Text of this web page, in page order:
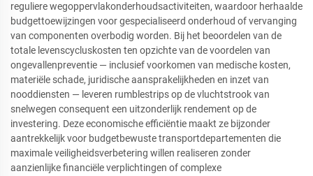
reguliere wegoppervlakonderhoudsactiviteiten, waardoor herhaalde
budgettoewijzingen voor gespecialiseerd onderhoud of vervanging
van componenten overbodig worden. Bij het beoordelen van de
totale levenscycluskosten ten opzichte van de voordelen van
ongevallenpreventie — inclusief voorkomen van medische kosten,
materiële schade, juridische aansprakelijkheden en inzet van
nooddiensten — leveren rumblestrips op de vluchtstrook van
snelwegen consequent een uitzonderlijk rendement op de
investering. Deze economische efficiëntie maakt ze bijzonder
aantrekkelijk voor budgetbewuste transportdepartementen die
maximale veiligheidsverbetering willen realiseren zonder
aanzienlijke financiële verplichtingen of complexe